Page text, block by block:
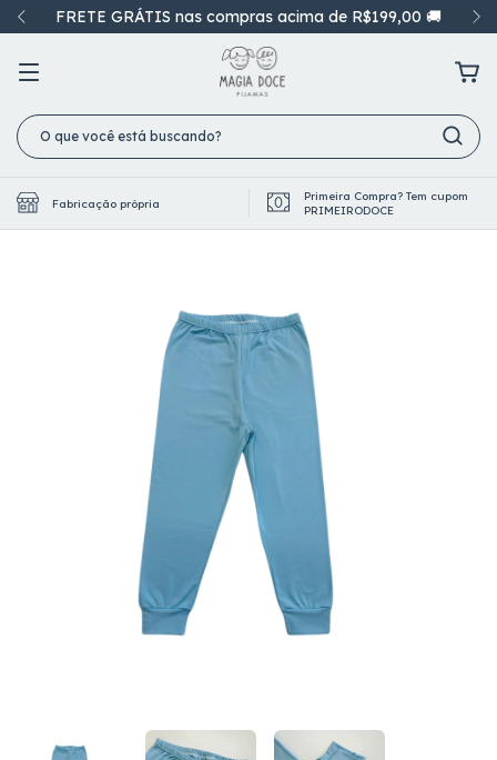
FRETE GRÁTIS nas compras acima de R$199,00 🚚
Fabricação própria
Primeira Compra? Tem cupom
PRIMEIRODOCE